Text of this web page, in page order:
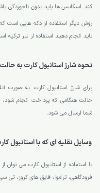
کند. اسکانس ها باید بدون تاخوردگی
روش دیگر استفاده از دکه هایی است
باید انجام دهید استفاده از لیر ترکیه
نحوه شارژ استانبول کارت به حالت
برای شارژ استانبول کارت به صورت
حالت هنگامی که پرداخت انجام
شما ارسال می شود.
وسایل نقلیه ای که با استانبول
با استفاده از استانبول کارت می توان
فرودگاهی، تراموا، قایق های کروز،